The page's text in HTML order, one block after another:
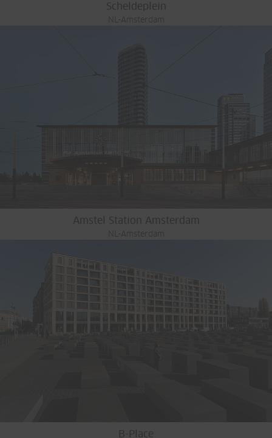
Scheldeplein
NL-Amsterdam
Amstel Station Amsterdam
NL-Amsterdam
B-Place